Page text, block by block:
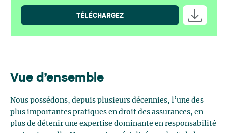
Vue d’ensemble
Nous possédons, depuis plusieurs décennies, l’une des
plus importantes pratiques en droit des assurances, en
plus de détenir une expertise dominante en responsabilité
TÉLÉCHARGEZ